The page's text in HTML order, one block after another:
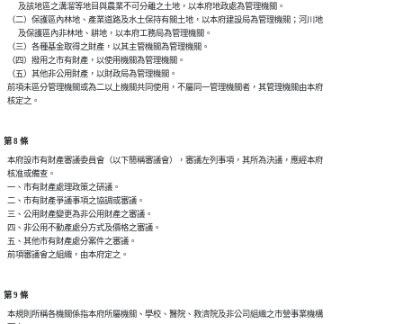
        及該地區之溝溜等地目與農業不可分離之土地，以本府地政處為管理機關。
  （二）保護區內林地、產業道路及水土保持有關土地，以本府建設局為管理機關；河川地
        及保護區內非林地、耕地，以本府工務局為管理機關。
  （三）各種基金取得之財產，以其主管機關為管理機關。
  （四）撥用之市有財產，以使用機關為管理機關。
  （五）其他非公用財產，以財政局為管理機關。
  前項未區分管理機關或為二以上機關共同使用，不屬同一管理機關者，其管理機關由本府
第 8 條
  本府設市有財產審議委員會（以下簡稱審議會），審議左列事項，其所為決議，應經本府
  核准或備查。
  一、市有財產處理政策之研議。
  二、市有財產爭議事項之協調或審議。
  三、公用財產變更為非公用財產之審議。
  四、非公用不動產處分方式及價格之審議。
  五、其他市有財產處分案件之審議。
第 9 條
  本規則所稱各機關係指本府所屬機關、學校、醫院、救濟院及非公司組織之市營事業機構